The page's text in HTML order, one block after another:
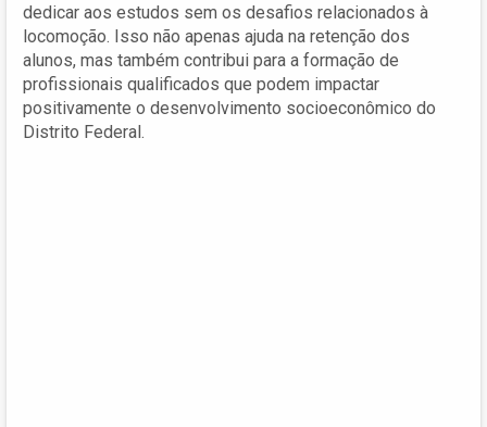
dedicar aos estudos sem os desafios relacionados à
locomoção. Isso não apenas ajuda na retenção dos
alunos, mas também contribui para a formação de
profissionais qualificados que podem impactar
positivamente o desenvolvimento socioeconômico do
Distrito Federal.